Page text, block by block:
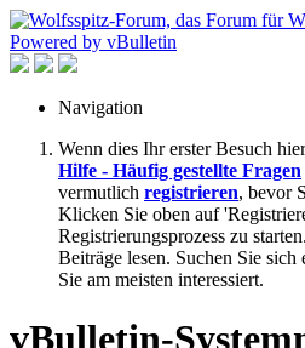
Navigation
Wenn dies Ihr erster Besuch
Hilfe - Häufig gestellte Fragen
vermutlich registrieren, bevor
Klicken Sie oben auf
Registrierungsprozess zu
Beiträge lesen. Suchen Sie sich
Sie am meisten interessiert.
vBulletin-